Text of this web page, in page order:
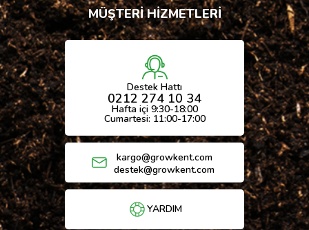
MÜŞTERİ HİZMETLERİ
Destek Hattı
0212 274 10 34
Hafta içi 9:30-18:00
Cumartesi: 11:00-17:00
kargo@growkent.com
destek@growkent.com
YARDIM